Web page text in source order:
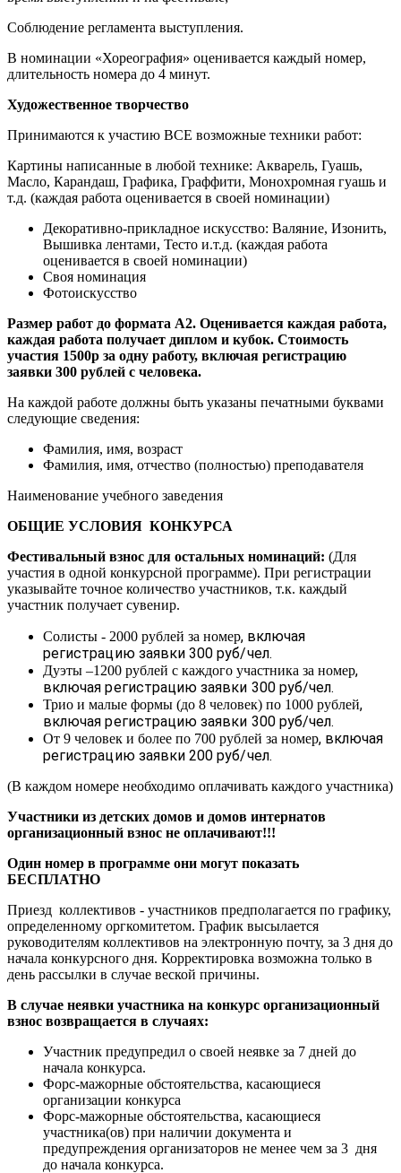
Соблюдение регламента выступления.
В номинации «Хореография» оценивается каждый номер,
длительность номера до 4 минут.
Художественное творчество
Принимаются к участию ВСЕ возможные техники работ:
Картины написанные в любой технике: Акварель, Гуашь,
Масло, Карандаш, Графика, Граффити, Монохромная гуашь и
т.д. (каждая работа оценивается в своей номинации)
Декоративно-прикладное искусство: Валяние, Изонить,
Вышивка лентами, Тесто и.т.д. (каждая работа
оценивается в своей номинации)
Своя номинация
Фотоискусство
Размер работ до формата А2. Оценивается каждая работа,
каждая работа получает диплом и кубок. Стоимость
участия 1500р за одну работу, включая регистрацию
заявки 300 рублей с человека.
На каждой работе должны быть указаны печатными буквами
следующие сведения:
Фамилия, имя, возраст
Фамилия, имя, отчество (полностью) преподавателя
Наименование учебного заведения
ОБЩИЕ УСЛОВИЯ КОНКУРСА
Фестивальный взнос для остальных номинаций: (Для
участия в одной конкурсной программе). При регистрации
указывайте точное количество участников, т.к. каждый
участник получает сувенир.
Солисты - 2000 рублей за номер, включая
регистрацию заявки 300 руб/чел.
Дуэты –1200 рублей с каждого участника за номер,
включая регистрацию заявки 300 руб/чел.
Трио и малые формы (до 8 человек) по 1000 рублей,
включая регистрацию заявки 300 руб/чел.
От 9 человек и более по 700 рублей за номер, включая
регистрацию заявки 200 руб/чел.
(В каждом номере необходимо оплачивать каждого участника)
Участники из детских домов и домов интернатов
организационный взнос не оплачивают!!!
Один номер в программе они могут показать
БЕСПЛАТНО
Приезд коллективов - участников предполагается по графику,
определенному оргкомитетом. График высылается
руководителям коллективов на электронную почту, за 3 дня до
начала конкурсного дня. Корректировка возможна только в
день рассылки в случае веской причины.
В случае неявки участника на конкурс организационный
взнос возвращается в случаях:
Участник предупредил о своей неявке за 7 дней до
начала конкурса.
Форс-мажорные обстоятельства, касающиеся
организации конкурса
Форс-мажорные обстоятельства, касающиеся
участника(ов) при наличии документа и
предупреждения организаторов не менее чем за 3 дня
до начала конкурса.